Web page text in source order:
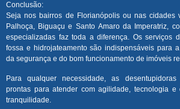
Conclusão:
Seja nos bairros de Florianópolis ou nas cidades
Palhoça, Biguaçu e Santo Amaro da Imperatriz,
especializadas faz toda a diferença. Os serviços
fossa e hidrojateamento são indispensáveis para
da segurança e do bom funcionamento de imóveis
Para qualquer necessidade, as
prontas para atender com agilidade, tecnologia e
tranquilidade.